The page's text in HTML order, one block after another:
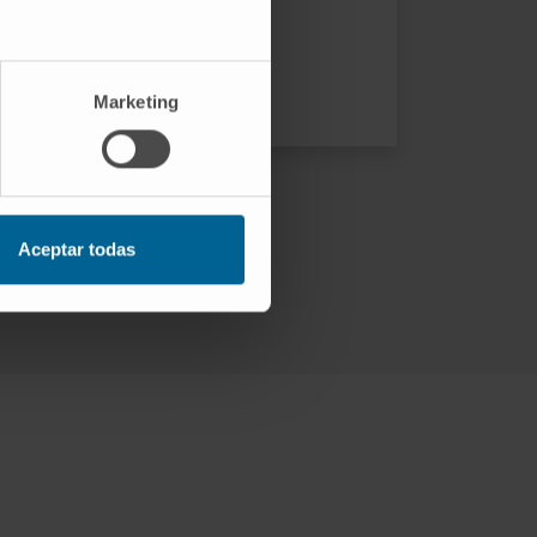
Marketing
Aceptar todas